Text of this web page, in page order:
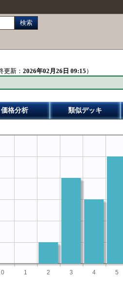
検索
新： 2026年02月26日 09:15 ）
価格分析 類似デッキ
0 1 2 3 4 5